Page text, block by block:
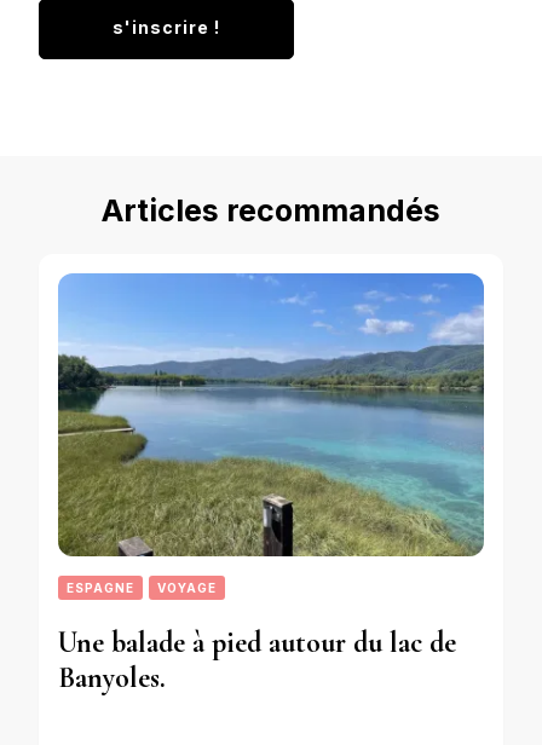
Articles recommandés
ESPAGNE VOYAGE
Une balade à pied autour du lac de
Banyoles.